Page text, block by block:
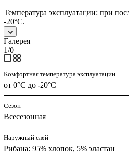
Температура эксплуатации: при
-20°С.
Галерея
1/0 —
Комфортная температура эксплуатации
от 0°С до -20°С
Сезон
Всесезонная
Наружный слой
Рибана: 95% хлопок, 5% эластан